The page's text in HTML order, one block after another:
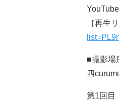
［再生
■撮影場
四
第1回目